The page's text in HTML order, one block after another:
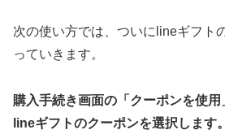
次の使い方では、ついにlineギフト
っていきます。
購入手続き画面の「クーポンを使
lineギフトのクーポンを選択します。